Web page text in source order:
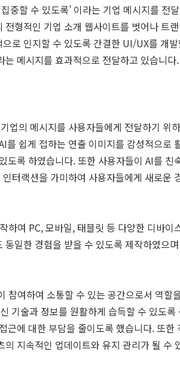
중할 수 있도록’ 이라는 기업 메시지를
형적인 기업 소개 웹사이트를 벗어나 트
로 인지할 수 있도록 간결한 UI/UX를 개
는 메시지를 효과적으로 전달하고 있습니다.
업의 메시지를 사용자들에게 전달하기
를 쉽게 접하는 연출 이미지를 감성적으
도록 하였습니다. 또한 사용자들이 AI를
터랙션을 가미하여 사용자들에게 새로운
하여 PC, 모바일, 태블릿 등 다양한 디바
동일한 경험을 받을 수 있도록 제작하였으
참여하여 소통할 수 있는 공간으로서 역
기술과 정보를 원활하게 습득할 수 있도
근에 대한 부담을 줄이도록 했습니다. 또
의 지속적인 업데이트와 유지 관리가 될